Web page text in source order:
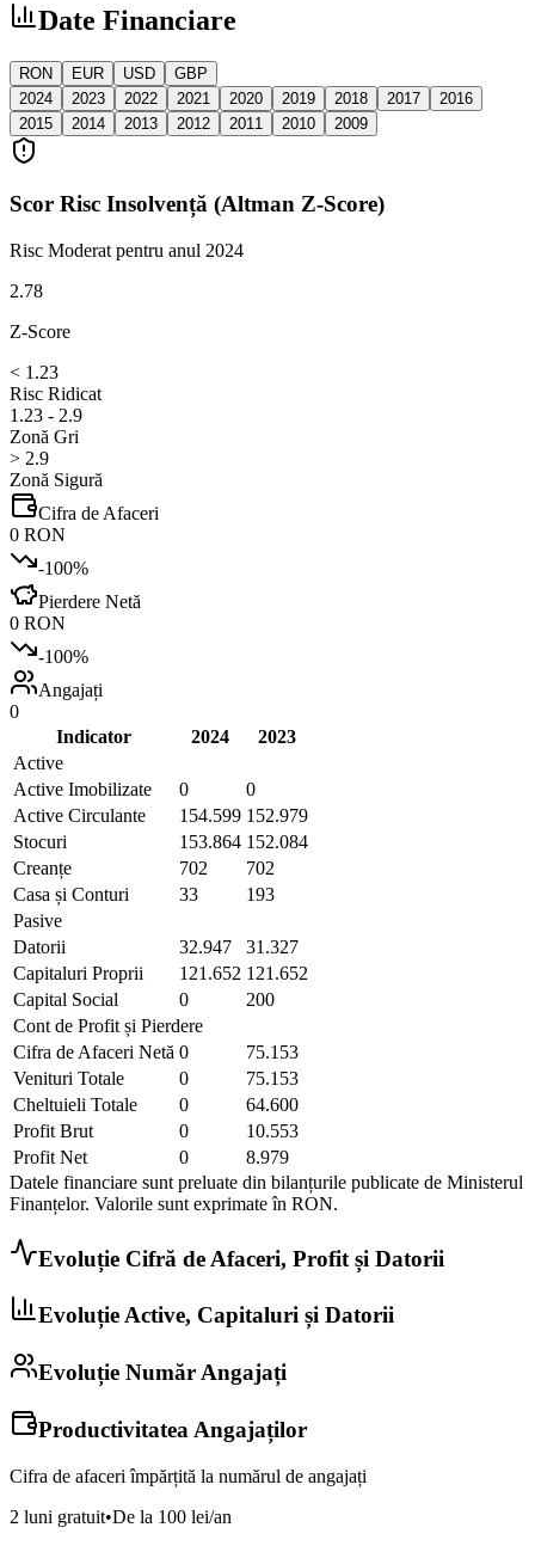
Date Financiare
RON EUR USD
GBP
2024
2023 2022 2021 2020 2019 2018 2017
2016
2015
2014 2013 2012 2011 2010 2009
Scor Risc Insolvență (Altman Z-Score)
Risc Moderat pentru anul 2024
2.78
Z-Score
< 1.23
Risc Ridicat
1.23 - 2.9
Zonă Gri
> 2.9
Zonă Sigură
Cifra de Afaceri
0 RON
-100%
Pierdere Netă
0 RON
-100%
Angajați
0
Indicator
2024
2023
Active
Active Imobilizate
0
0
Active Circulante
154.599 152.979
Stocuri
153.864 152.084
Creanțe
702
702
Casa și Conturi
33
193
Pasive
Datorii
32.947
31.327
Capitaluri Proprii
121.652 121.652
Capital Social
0
200
Cont de Profit și Pierdere
Cifra de Afaceri Netă 0
75.153
Venituri Totale
0
75.153
Cheltuieli Totale
0
64.600
Profit Brut
0
10.553
Profit Net
0
8.979
Datele financiare sunt preluate din bilanțurile publicate de Ministerul
Finanțelor. Valorile sunt exprimate în RON.
Evoluție Cifră de Afaceri, Profit și Datorii
Evoluție Active, Capitaluri și Datorii
Evoluție Număr Angajați
Productivitatea Angajaților
Cifra de afaceri împărțită la numărul de angajați
2 luni gratuit•De la 100 lei/an